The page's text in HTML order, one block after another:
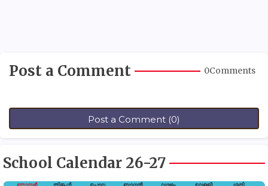
Post a Comment 0Comments
Post a Comment (0)
School Calendar 26-27